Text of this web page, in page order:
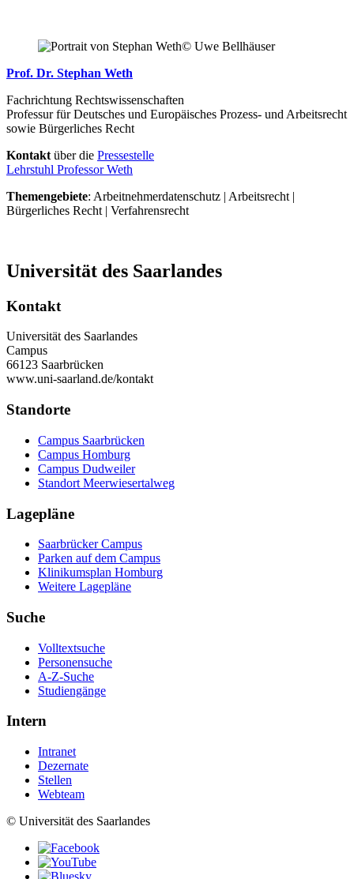
© Uwe Bellhäuser
Prof. Dr. Stephan Weth
Fachrichtung Rechtswissenschaften
Professur für Deutsches und Europäisches Prozess- und Arbeitsrecht
sowie Bürgerliches Recht
Kontakt über die Pressestelle
Lehrstuhl Professor Weth
Themengebiete: Arbeitnehmerdatenschutz | Arbeitsrecht |
Bürgerliches Recht | Verfahrensrecht
Universität des Saarlandes
Kontakt
Universität des Saarlandes
Campus
66123 Saarbrücken
www.uni-saarland.de/kontakt
Standorte
Campus Saarbrücken
Campus Homburg
Campus Dudweiler
Standort Meerwiesertalweg
Lagepläne
Saarbrücker Campus
Parken auf dem Campus
Klinikumsplan Homburg
Weitere Lagepläne
Suche
Volltextsuche
Personensuche
A-Z-Suche
Studiengänge
Intern
Intranet
Dezernate
Stellen
Webteam
© Universität des Saarlandes